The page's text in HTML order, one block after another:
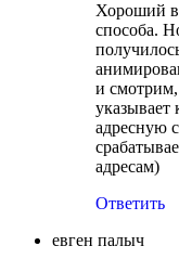
Хороший
способа.
и
указывает
адресную
адресам)
Ответить
евген палыч